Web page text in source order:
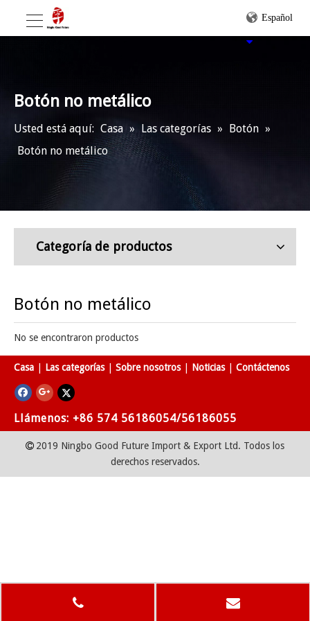
Español
Botón no metálico
Usted está aquí: Casa » Las categorías » Botón »
Botón no metálico
Categoría de productos
Botón no metálico
No se encontraron productos
Casa Las categorías Sobre nosotros Noticias Contáctenos
Llámenos: +86 574 56186054/56186055
 2019 Ningbo Good Future Import & Export Ltd. Todos los
derechos reservados.